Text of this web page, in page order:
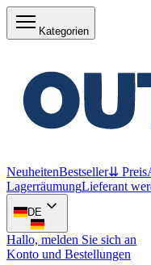
Kategorien
NeuheitenBestseller⇊ Preis
LagerräumungLieferant
DE
Hallo, melden Sie sich an
Konto und Bestellungen